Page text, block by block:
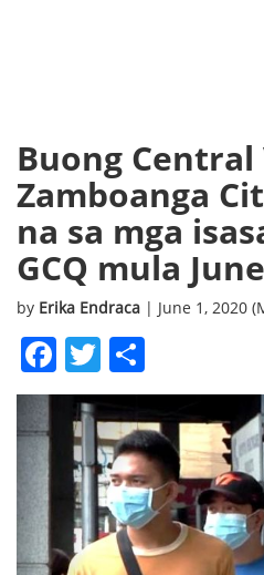
Buong Central
Zamboanga
na sa mga
GCQ mula
by Erika Endraca | June 1, 2020
Facebook
Twitter